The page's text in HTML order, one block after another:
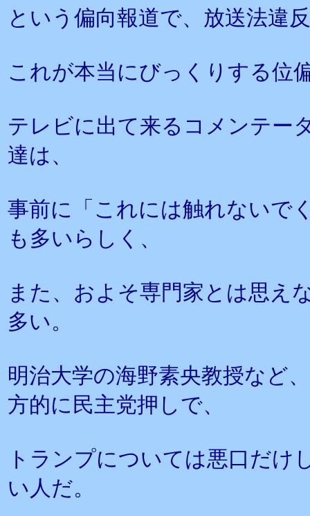
という偏向報道で、放送法違
これが本当にびっくりする位
テレビに出て来るコメンテー
達は、
事前に「これには触れないで
も多いらしく、
また、およそ専門家とは思え
多い。
明治大学の海野素央教授など
方的に民主党押しで、
トランプについては悪口だけ
い人だ。